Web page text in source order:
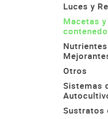
Luces y
Macetas y
Otros
Sistemas
Sustratos